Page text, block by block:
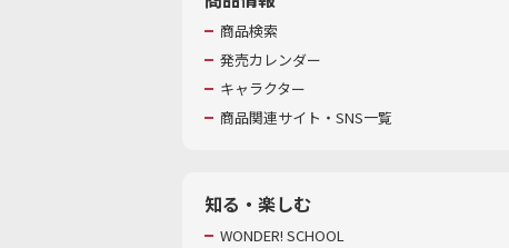
商品検索
発売カレンダー
キャラクター
商品関連サイト・SNS一覧
知る・楽しむ
WONDER! SCHOOL